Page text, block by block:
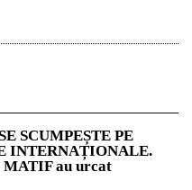
SCUMPEȘTE PE
INTERNAȚIONALE.
au urcat